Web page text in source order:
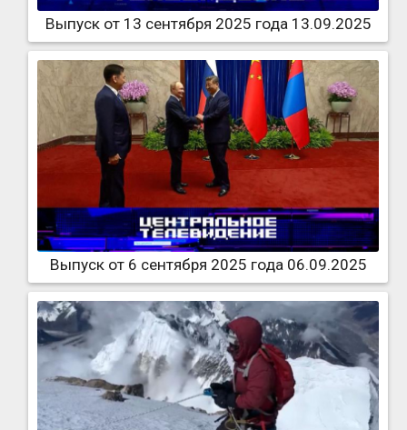
Выпуск от 13 сентября 2025 года 13.09.2025
Выпуск от 6 сентября 2025 года 06.09.2025